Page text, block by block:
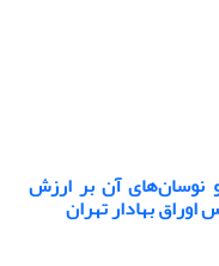
و نوسان‌های آن بر ارزش
بهادار تهران